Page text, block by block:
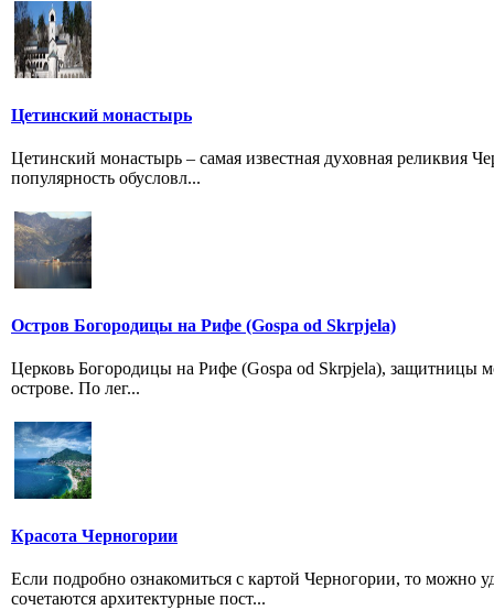
Цетинский монастырь
Цетинский монастырь – самая известная духовная реликвия
популярность обусловл...
Остров Богородицы на Рифе (Gospa od Skrpjela)
Церковь Богородицы на Рифе (Gospa od Skrpjela), защитницы
острове. По лег...
Красота Черногории
Если подробно ознакомиться с картой Черногории, то можно
сочетаются архитектурные пост...